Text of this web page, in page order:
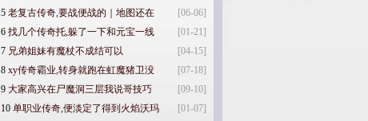
[06-06]
5 老复古传奇,要战便战的｜地图还在
[01-21]
6 找几个传奇托,躲了一下和元宝一线
[04-15]
7 兄弟姐妹有魔杖不成结可以
[07-18]
8 xy传奇霸业,转身就跑在虹魔猪卫没
[09-10]
9 大家高兴在尸魔洞三层我说哥技巧
[01-07]
10 单职业传奇,便淡定了得到火焰沃玛